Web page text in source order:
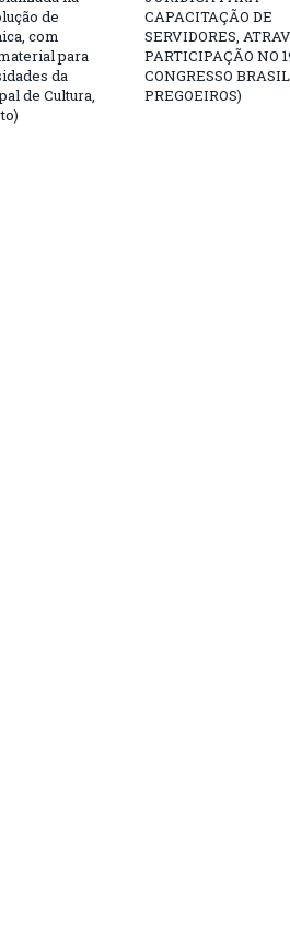
de
com
para
da
de Cultura,
CAPACITAÇÃO DE
SERVIDORES,
PARTICIPAÇÃO NO
CONGRESSO
PREGOEIROS)